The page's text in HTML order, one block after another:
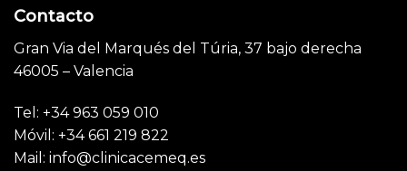
Contacto
Gran Via del Marqués del Túria, 37 bajo derecha
46005 – Valencia
Tel: +34 963 059 010
Móvil: +34 661 219 822
Mail: info@clinicacemeq.es